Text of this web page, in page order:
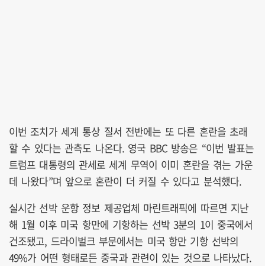
이번 조치가 세계 통상 질서 전반에는 또 다른 혼란을 초래
할 수 있다는 관측도 나온다. 영국 BBC 방송은 “이번 발표는
트럼프 대통령의 관세로 세계 무역이 이미 혼란을 겪는 가운
데 나왔다”며 앞으로 혼란이 더 커질 수 있다고 분석했다.
실시간 선박 운항 정보 제공업체 마린트래픽에 따르면 지난
해 1월 이후 미국 항만에 기항하는 선박 3분의 1이 중국에서
건조됐고, 드라이벌크 부문에서는 미국 항만 기항 선박의
49%가 어떤 형태로든 중국과 관련이 있는 것으로 나타났다.